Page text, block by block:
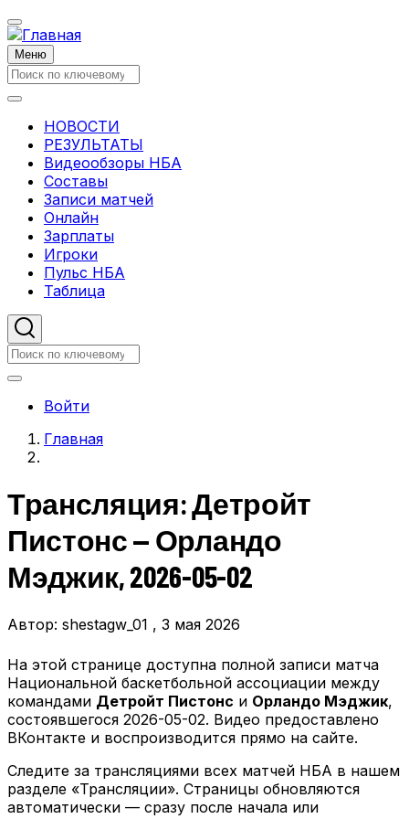
Перейти
к
основному
содержанию
Меню
Поиск
Поиск
Основная
навигация
НОВОСТИ
РЕЗУЛЬТАТЫ
Видеообзоры НБА
Составы
Записи матчей
Онлайн
Зарплаты
Игроки
Пульс НБА
Таблица
Поиск
Поиск
Меню
записи
пользователя
Войти
Строка
навигации
Главная
Трансляция: Детройт
Пистонс — Орландо
Мэджик, 2026-05-02
Автор: shestagw_01 , 3 мая 2026
На этой странице доступна полной записи матча
Национальной баскетбольной ассоциации между
командами Детройт Пистонс и Орландо Мэджик,
состоявшегося 2026-05-02. Видео предоставлено
ВКонтакте и воспроизводится прямо на сайте.
Следите за трансляциями всех матчей НБА в нашем
разделе «Трансляции». Страницы обновляются
автоматически — сразу после начала или